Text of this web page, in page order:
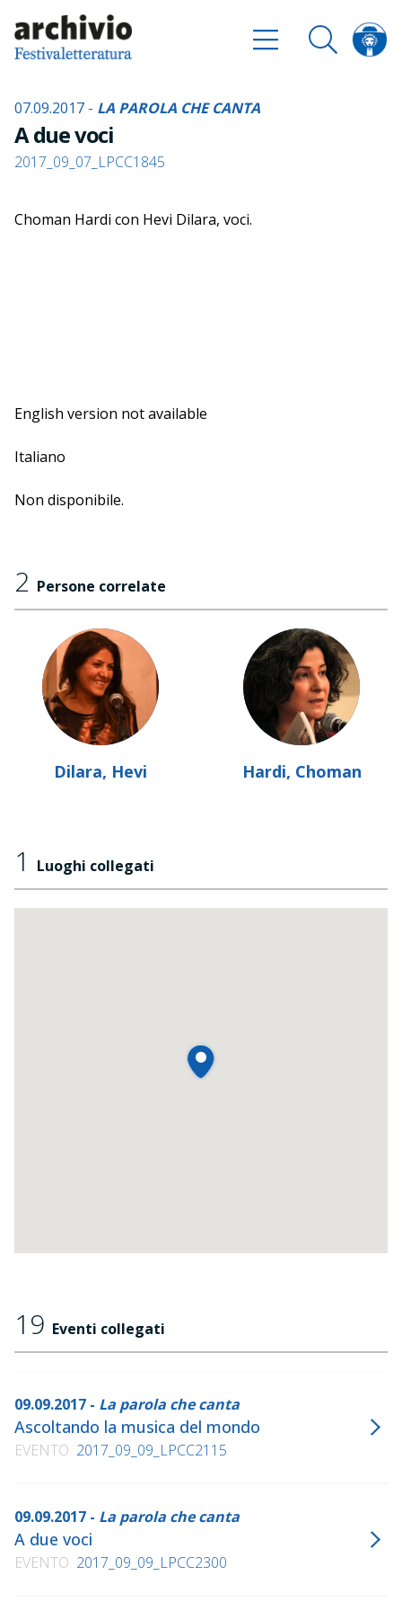
07.09.2017 - LA PAROLA CHE CANTA
A due voci
2017_09_07_LPCC1845
Choman Hardi con Hevi Dilara, voci.
English version not available
Italiano
Non disponibile.
2 Persone correlate
Dilara, Hevi Hardi, Choman
1 Luoghi collegati
19 Eventi collegati
09.09.2017 - La parola che canta
Ascoltando la musica del mondo
EVENTO 2017_09_09_LPCC2115
09.09.2017 - La parola che canta
A due voci
EVENTO 2017_09_09_LPCC2300